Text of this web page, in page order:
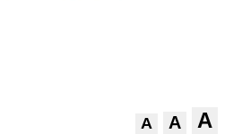
A A A